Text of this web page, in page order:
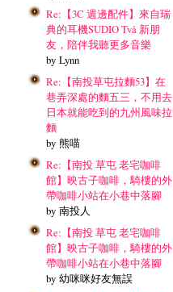
Re:【3C 週邊配件】來自瑞
典的耳機SUDIO Två 新朋
友，陪伴我聽更多音樂
by Lynn
Re:【南投草屯拉麵53】在
巷弄深處的麵五三，不用去
日本就能吃到的九州風味拉
麵
by 熊喵
Re:【南投 草屯 老宅咖啡
館】映古子咖啡，騎樓的外
帶咖啡小站在小巷中落腳
by 南投人
Re:【南投 草屯 老宅咖啡
館】映古子咖啡，騎樓的外
帶咖啡小站在小巷中落腳
by 幼咪咪好友無誤